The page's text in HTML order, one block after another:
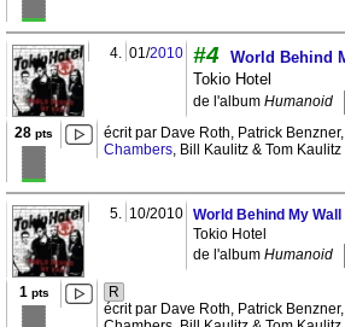
4. 01/2010 #4 World Behind
Tokio Hotel
de l'album Humanoid
28 pts écrit par Dave Roth, Patrick
Chambers, Bill Kaulitz & Tom Kaulitz
5. 10/2010 World Behind My Wall
Tokio Hotel
de l'album Humanoid
1 pts
R
écrit par Dave Roth, Patrick